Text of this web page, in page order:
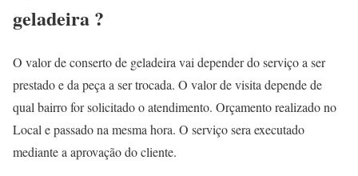
geladeira ?
O valor de conserto de geladeira vai depender do serviço a ser
prestado e da peça a ser trocada. O valor de visita depende de
qual bairro for solicitado o atendimento. Orçamento realizado no
Local e passado na mesma hora. O serviço sera executado
mediante a aprovação do cliente.